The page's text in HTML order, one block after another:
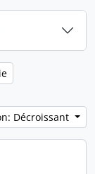
Décroissant